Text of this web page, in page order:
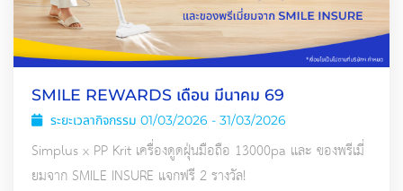
SMILE REWARDS เดือน มีนาคม 69
ระยะเวลากิจกรรม 01/03/2026 - 31/03/2026
Simplus x PP Krit เครื่องดูดฝุ่นมือถือ 13000pa และ ของพรีเมี่
ยมจาก SMILE INSURE แจกฟรี 2 รางวัล!